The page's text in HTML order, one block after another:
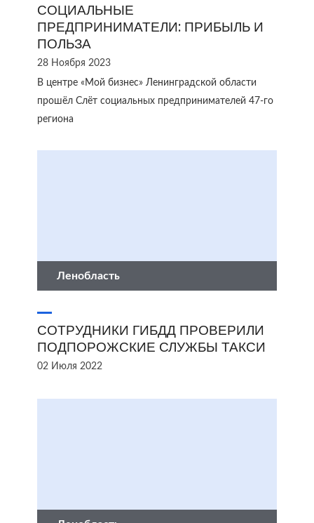
СОЦИАЛЬНЫЕ
ПРЕДПРИНИМАТЕЛИ: ПРИБЫЛЬ И
ПОЛЬЗА
28 Ноября 2023
В центре «Мой бизнес» Ленинградской области
прошёл Слёт социальных предпринимателей 47-го
региона
Ленобласть
СОТРУДНИКИ ГИБДД ПРОВЕРИЛИ
ПОДПОРОЖСКИЕ СЛУЖБЫ ТАКСИ
02 Июля 2022